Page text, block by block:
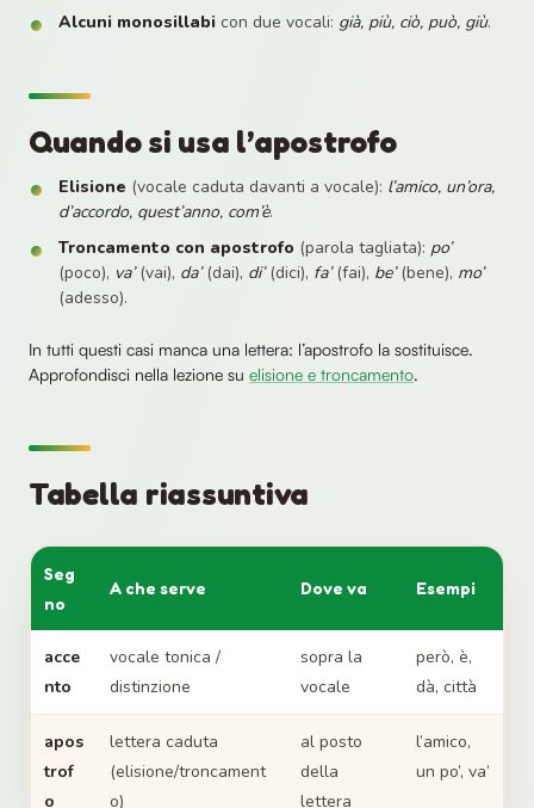
Alcuni monosillabi con due vocali: già, più, ciò, può, giù.
Quando si usa l’apostrofo
Elisione (vocale caduta davanti a vocale): l’amico, un’ora,
d’accordo, quest’anno, com’è.
Troncamento con apostrofo (parola tagliata): po’
(poco), va’(vai), da’(dai), di’(dici), fa’(fai), be’(bene), mo’
(adesso).
In tutti questi casi manca una lettera: l’apostrofo la sostituisce.
Approfondisci nella lezione su elisione e troncamento.
Tabella riassuntiva
Seg
no
A che serve Dove va Esempi
acce
nto
vocale tonica /
distinzione
sopra la
vocale
però, è,
dà, città
apos
trof
o
lettera caduta
(elisione/troncament
o)
al posto
della
lettera
l’amico,
un po’, va’